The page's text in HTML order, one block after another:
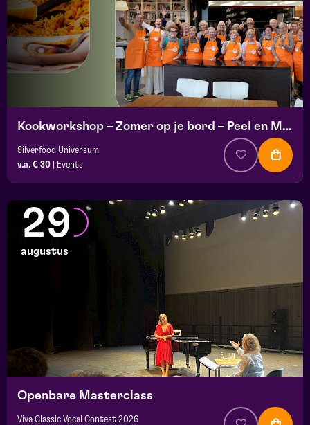
Kookworkshop – Zomer op je bord – Peel en Maas
Silverfood Universum
v.a. € 30
Events
29
augustus
Openbare Masterclass
Viva Classic Vocal Contest 2026